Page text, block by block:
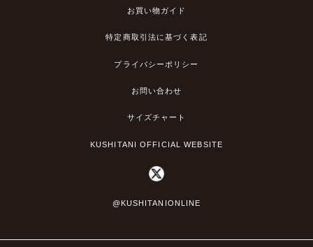
お買い物ガイド
特定商取引法に基づく表記
プライバシーポリシー
お問い合わせ
サイズチャート
KUSHITANI OFFICIAL WEBSITE
@KUSHITANIONLINE